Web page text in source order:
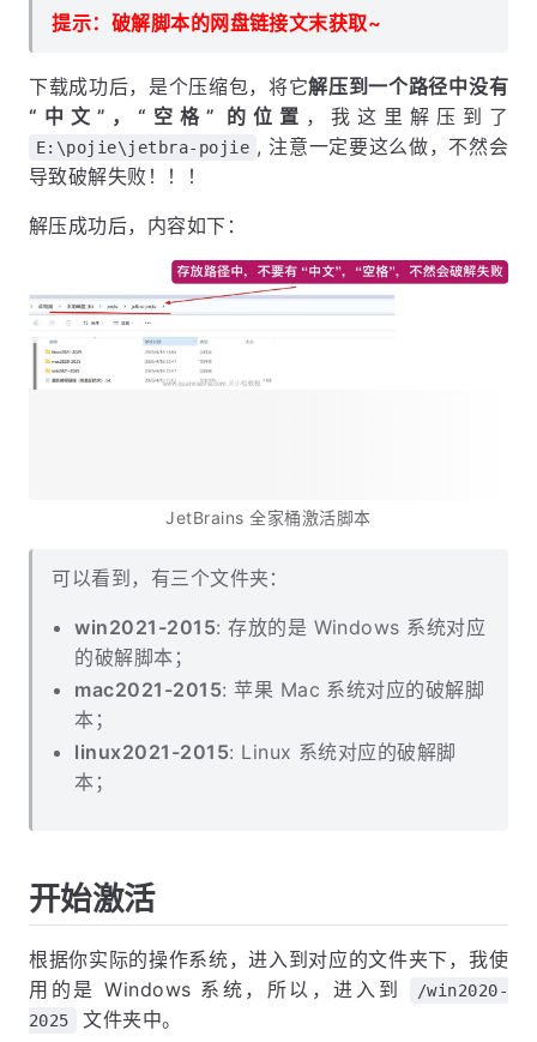
提示：破解脚本的网盘链接文末获取~
下载成功后，是个压缩包，将它解压到一个路径中没有
“中文”，“空格” 的位置 ，我这里解压到了
E:\pojie\jetbra-pojie , 注意一定要这么做，不然会
导致破解失败！！！
解压成功后，内容如下：
JetBrains 全家桶激活脚本
可以看到，有三个文件夹：
win2021-2015: 存放的是 Windows 系统对应
的破解脚本；
mac2021-2015: 苹果 Mac 系统对应的破解脚
本；
linux2021-2015: Linux 系统对应的破解脚
本；
开始激活
根据你实际的操作系统，进入到对应的文件夹下，我使
用的是 Windows 系统，所以，进入到
/win2020-
2025
文件夹中。